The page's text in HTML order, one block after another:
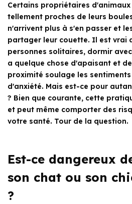
Certains propriétaires
tellement proches de leurs
n'arrivent plus à s'en passer et
partager leur couette. Il est vrai
personnes solitaires, dormir
a quelque chose d'apaisant et
proximité soulage les
d'anxiété. Mais est-ce pour
? Bien que courante, cette
et peut même comporter des
votre santé. Tour de la question.
Est-ce dangereux
son chat ou son
?